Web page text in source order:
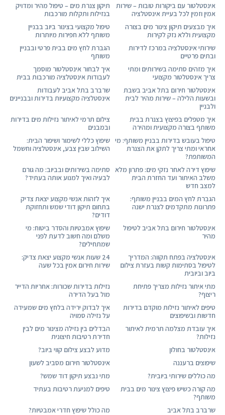
אינסטלטור עם ביקורות טובות – שירות
אמין וזמין לכל בעיית אינסטלציה
תיקון צנרת מים – טיפול מהיר ומדויק
בנזילות ותקלות מורכבות
איך מבצעים תיקון צינור מים בצורה
מקצועית וללא נזק לקירות
טיפול מקצועי בצינור ביוב בבניין
משותף ללא חפירות מיותרות
שירותי אינסטלציה במרכז לדירות
ובתים פרטיים
הגברת לחץ מים בבית פרטי ובבניין
משותף
איך מזהים סתימה בשירותים ומתי
צריך אינסטלטור מקצועי
איך לבחור אינסטלטור מוסמך
לעבודות אינסטלציה מורכבות בבית
אינסטלטור חירום בתל אביב בשבת
ובשעות הלילה – שירות מהיר לבית
ולבניין
שרברב בתל אביב לעבודות
אינסטלציה מקצועיות בדירות ובבניינים
איך מטפלים בפיצוץ בצנרת בבית
משותף בצורה מקצועית ומהירה
צילום תרמי לאיתור נזילות מים בדירות
ובמבנים
טיפול בעובש בדירות בבניין משותף: מי
אחראי ומתי צריך לתקן את הצנרת
המשותפת?
שיפוץ כללי לשימור ושיפור הבית:
השילוב שבין צבע, אינסטלציה וחשמל
שיפוץ דירה לאחר נזקי מים: פתרון מלא
משלב האיתור ועד החזרת הבית
למצב חדש
סתימה בשירותים ובביוב: מה גורם
לבעיה ואיך למנוע אותה בעתיד?
הגברת לחץ המים בבניין משותף:
פתרונות מתקדמים לצנרת ישנה
איך לזהות אנשי מקצוע יצאת צדיק
בתחום תיקון דודי שמש ותחזוקת
דודים?
אינסטלטור חירום בתל אביב לטיפול
מהיר
שיפוץ אמבטיות והסדר ביטוח: מי
משלם ומה חשוב לדעת לפני
שמתחילים?
אינסטלציה בפתח תקווה: המדריך
לטיפול בסתימות קשות בעזרת צילום
ביוב וביובית
24 שעות אנשי מקצוע יצאת צדיק:
שירות חירום אמין בכל שעה
מתי איתור נזילות מצריך פתיחת
ריצוף?
נזילות בדירות שכורות: אחריות הדייר
מול בעל הדירה
טיפים לאיתור נזילות מוקדם בדירות
חדשות ובשיפוצים
איך לבדוק ירידה בלחץ מים שמעידה
על נזילה סמויה
איך עובדת מצלמה תרמית לאיתור
נזילות?
הבדלים בין נזילה מצינור מים לבין
חדירת רטיבות חיצונית
אינסטלטור בחולון
מדוע לבצע צילום קווי ביוב?
שיפוצים ברעננה
אינסטלטור חירום מסביב לשעון
מה כוללים שירותי ביובית?
מתי נבצע תיקון דוד שמש?
מה קורה כשיש פיצוץ צינור מים בבית
משותף?
טיפים למניעת רטיבות בעתיד
שרברב בתל אביב
מה כולל שיפוץ חדרי אמבטיות?